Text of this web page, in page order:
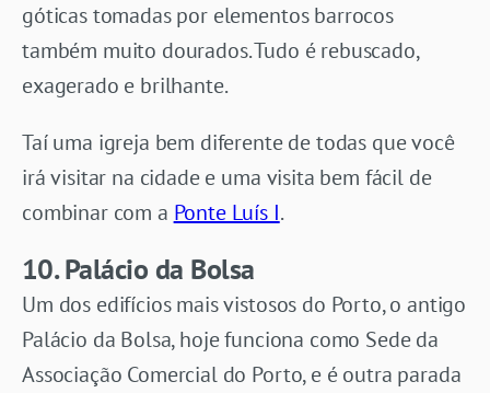
góticas tomadas por elementos barrocos
também muito dourados. Tudo é rebuscado,
exagerado e brilhante.
Taí uma igreja bem diferente de todas que você
irá visitar na cidade e uma visita bem fácil de
combinar com a Ponte Luís I.
10. Palácio da Bolsa
Um dos edifícios mais vistosos do Porto, o antigo
Palácio da Bolsa, hoje funciona como Sede da
Associação Comercial do Porto, e é outra parada